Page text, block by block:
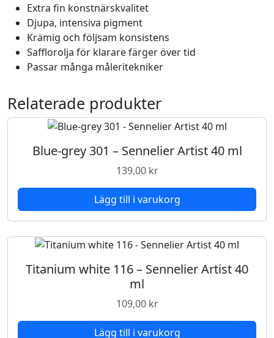
0
m
Extra fin konstnärskvalitet
Djupa, intensiva pigment
Krämig och följsam konsistens
Safflorolja för klarare färger över tid
Passar många måleritekniker
Relaterade produkter
Blue-grey 301 – Sennelier Artist 40 ml
139,00 kr
Lägg till i varukorg
Titanium white 116 – Sennelier Artist 40
ml
109,00 kr
Lägg till i varukorg